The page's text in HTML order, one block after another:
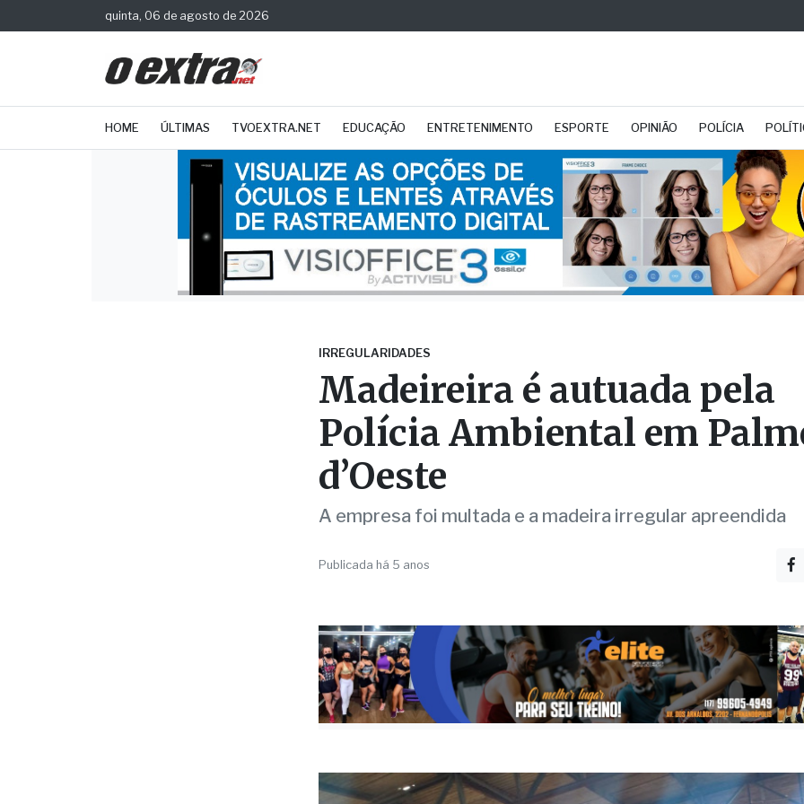
quinta, 06 de agosto de 2026
HOME ÚLTIMAS TVOEXTRA.NET EDUCAÇÃO ENTRETENIMENTO ESPORTE OPINIÃO POLÍCIA
IRREGULARIDADES
Madeireira é autuada pela
Polícia Ambiental em
d’Oeste
A empresa foi multada e a madeira irregular apreendida